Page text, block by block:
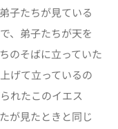
子たちが見ている
、弟子たちが天を
のそばに立っていた
げて立っているの
れたこのイエス
が見たときと同じ